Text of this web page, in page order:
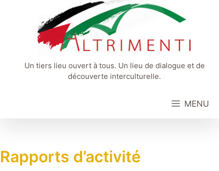
Un tiers lieu ouvert à tous. Un lieu de dialogue et de
découverte interculturelle.
MENU
Rapports d’activité